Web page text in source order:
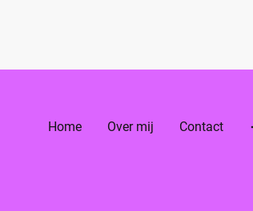
Home Over mij Contact